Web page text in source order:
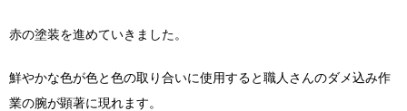
赤の塗装を進めていきました。
鮮やかな色が色と色の取り合いに使用すると職人さんのダメ込み作
業の腕が顕著に現れます。